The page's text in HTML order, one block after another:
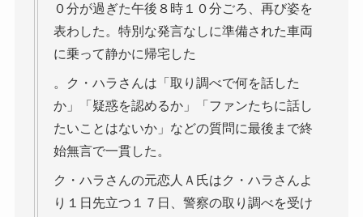
０分が過ぎた午後８時１０分ごろ、再び姿を
表わした。特別な発言なしに準備された車両
に乗って静かに帰宅した
。ク・ハラさんは「取り調べで何を話した
か」「疑惑を認めるか」「ファンたちに話し
たいことはないか」などの質問に最後まで終
始無言で一貫した。
ク・ハラさんの元恋人Ａ氏はク・ハラさんよ
り１日先立つ１７日、警察の取り調べを受け